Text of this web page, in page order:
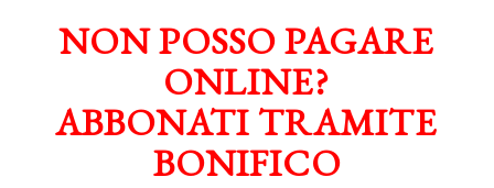
NON POSSO PAGARE
ONLINE?
ABBONATI TRAMITE
BONIFICO